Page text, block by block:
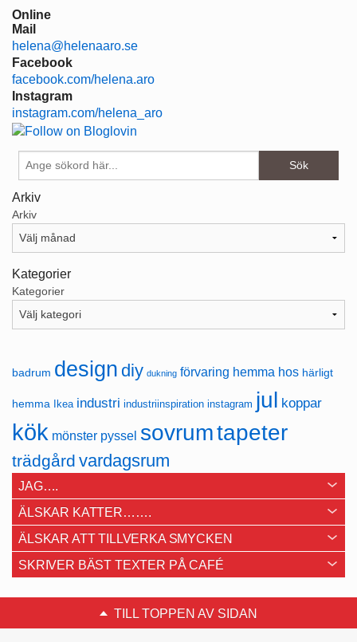
Online
Mail
helena@helenaaro.se
Facebook
facebook.com/helena.aro
Instagram
instagram.com/helena_aro
Arkiv
Arkiv
Kategorier
Kategorier
badrum design diy dukning förvaring hemma hos härligt
hemma Ikea industri industriinspiration instagram jul koppar
kök mönster pyssel sovrumtapeter
trädgård vardagsrum
JAG….
ÄLSKAR KATTER…….
ÄLSKAR ATT TILLVERKA SMYCKEN
SKRIVER BÄST TEXTER PÅ CAFÉ
TILL TOPPEN AV SIDAN